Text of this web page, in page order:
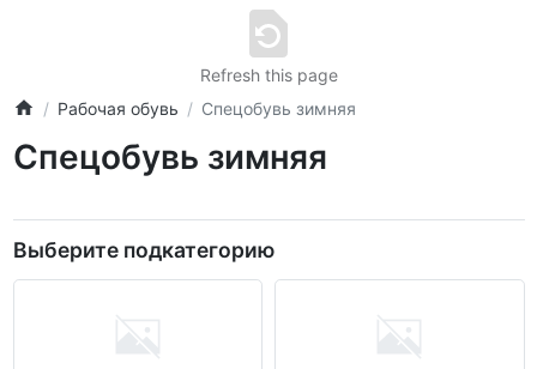
Refresh this page
Рабочая обувь
Спецобувь зимняя
Спецобувь зимняя
Выберите подкатегорию